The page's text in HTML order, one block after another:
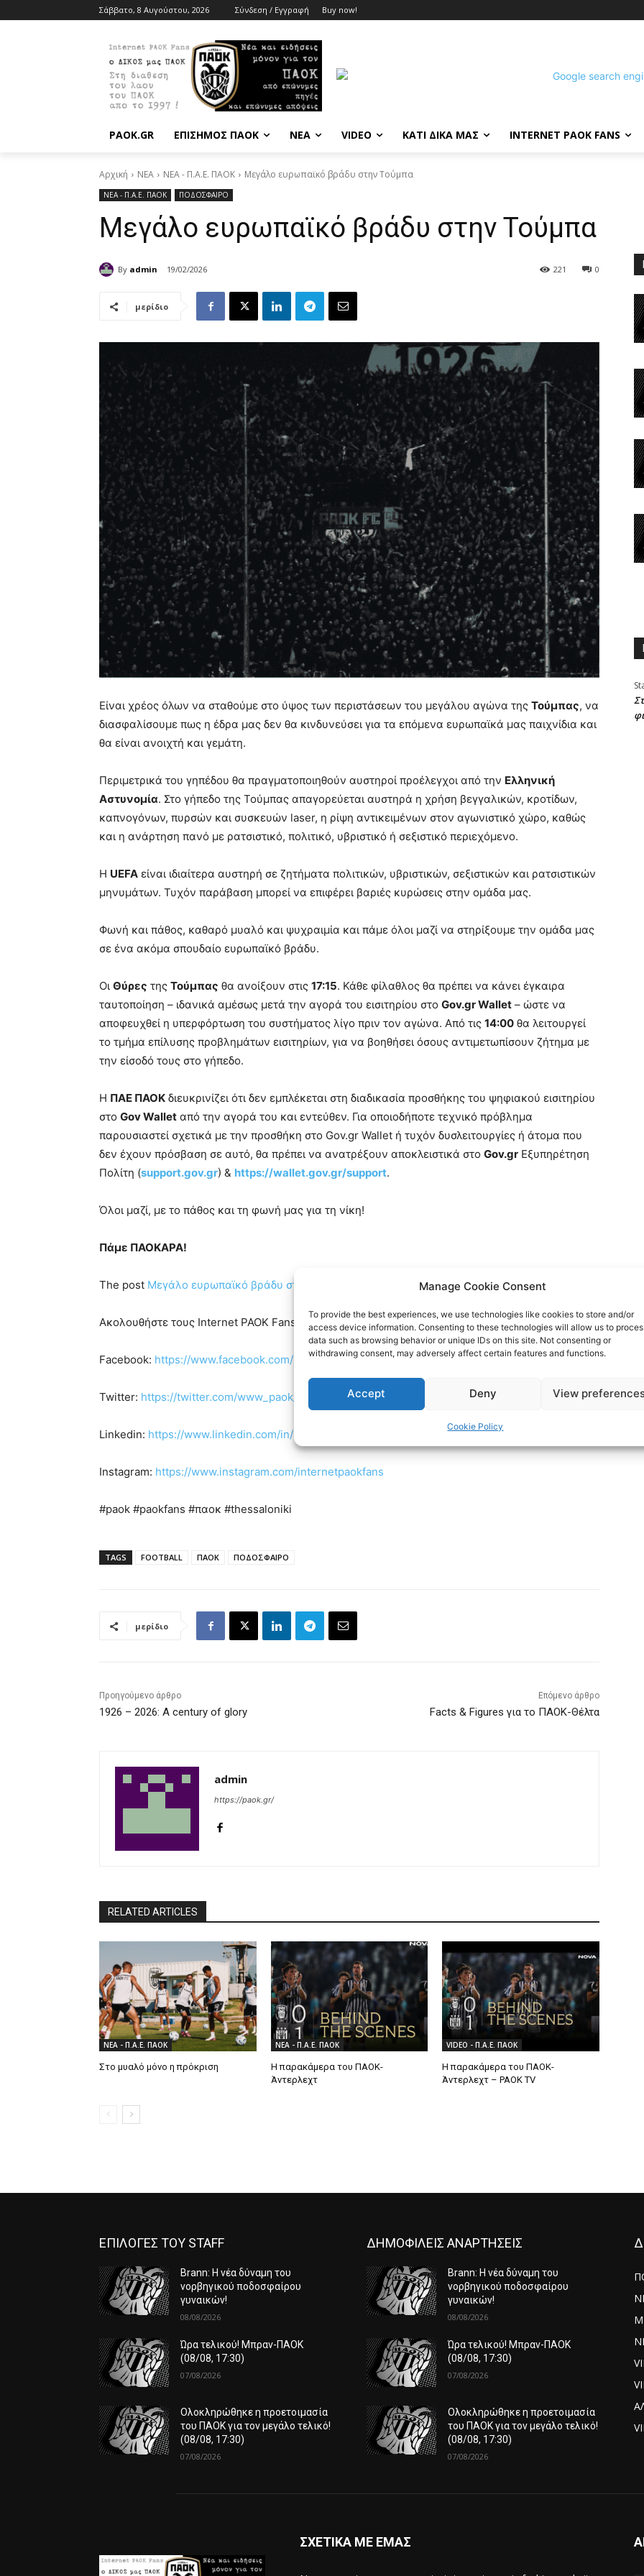
Manage Cookie Consent
To provide the best experiences, we use technologies like cookies to store and/or
access device information. Consenting to these technologies will allow us to
data such as browsing behavior or unique IDs on this site. Not consenting or
withdrawing consent, may adversely affect certain features and functions.
Accept Deny View
Cookie Policy
Σάββατο, 8 Αυγούστου, 2026 Σύνδεση / Εγγραφή Buy now!
PAOK.GR ΕΠΙΣΗΜΟΣ ΠΑΟΚ ΝΕΑ VIDEO ΚΑΤΙ ΔΙΚΑ ΜΑΣ INTERNET PAOK FANS
Αρχική ΝΕΑ ΝΕΑ - Π.Α.Ε. ΠΑΟΚ Μεγάλο ευρωπαϊκό βράδυ στην Τούμπα
ΝΕΑ - Π.Α.Ε. ΠΑΟΚ ΠΟΔΟΣΦΑΙΡΟ
Μεγάλο ευρωπαϊκό βράδυ στην Τούμπα
By admin 19/02/2026 0
221
μερίδιο
Είναι χρέος όλων να σταθούμε στο ύψος των περιστάσεων του μεγάλου αγώνα της Τούμπας, να
διασφαλίσουμε πως η έδρα μας δεν θα κινδυνεύσει για τα επόμενα ευρωπαϊκά μας παιχνίδια και
θα είναι ανοιχτή και γεμάτη.
Περιμετρικά του γηπέδου θα πραγματοποιηθούν αυστηροί προέλεγχοι από την Ελληνική
Αστυνομία. Στο γήπεδο της Τούμπας απαγορεύεται αυστηρά η χρήση βεγγαλικών, κροτίδων,
καπνογόνων, πυρσών και συσκευών laser, η ρίψη αντικειμένων στον αγωνιστικό χώρο, καθώς
και η ανάρτηση πανό με ρατσιστικό, πολιτικό, υβριστικό ή σεξιστικό περιεχόμενο.
Η UEFA είναι ιδιαίτερα αυστηρή σε ζητήματα πολιτικών, υβριστικών, σεξιστικών και ρατσιστικών
μηνυμάτων. Τυχόν παράβαση μπορεί να επιφέρει βαριές κυρώσεις στην ομάδα μας.
Φωνή και πάθος, καθαρό μυαλό και ψυχραιμία και πάμε όλοι μαζί να στηρίξουμε την ομάδα μας
σε ένα ακόμα σπουδαίο ευρωπαϊκό βράδυ.
Οι Θύρες της Τούμπας θα ανοίξουν στις 17:15. Κάθε φίλαθλος θα πρέπει να κάνει έγκαιρα
ταυτοποίηση – ιδανικά αμέσως μετά την αγορά του εισιτηρίου στο Gov.gr Wallet – ώστε να
αποφευχθεί η υπερφόρτωση του συστήματος λίγο πριν τον αγώνα. Από τις 14:00 θα λειτουργεί
το τμήμα επίλυσης προβλημάτων εισιτηρίων, για να βοηθήσει όσους αντιμετωπίσουν ζήτημα με
την είσοδό τους στο γήπεδο.
Η ΠΑΕ ΠΑΟΚ διευκρινίζει ότι δεν εμπλέκεται στη διαδικασία προσθήκης του ψηφιακού εισιτηρίου
στο Gov Wallet από την αγορά του και εντεύθεν. Για οποιοδήποτε τεχνικό πρόβλημα
παρουσιαστεί σχετικά με την προσθήκη στο Gov.gr Wallet ή τυχόν δυσλειτουργίες ή άτομα που
δεν έχουν πρόσβαση σε αυτό, θα πρέπει να ανατρέξουν αποκλειστικά στο Gov.gr Εξυπηρέτηση
Πολίτη (support.gov.gr) & https://wallet.gov.gr/support.
Όλοι μαζί, με το πάθος και τη φωνή μας για τη νίκη!
Πάμε ΠΑΟΚΑΡΑ!
The post Μεγάλο ευρωπαϊκό βράδυ στην Τούμπα appeared first onPAOKFC.
Ακολουθήστε τους Internet PAOK Fans στα social media:
Facebook: https://www.facebook.com/InternetPAOKFans
Twitter: https://twitter.com/www_paok_gr
Linkedin: https://www.linkedin.com/in/internet-paok-fans-601b24248
Instagram: https://www.instagram.com/internetpaokfans
#paok #paokfans #παοκ #thessaloniki
TAGS FOOTBALL ΠΑΟΚ ΠΟΔΟΣΦΑΙΡΟ
μερίδιο
Προηγούμενο άρθρο
1926 – 2026: A century of glory
Επόμενο άρθρο
Facts & Figures για το ΠΑΟΚ-Θέλτα
admin
https://paok.gr/
RELATED ARTICLES
ΝΕΑ - Π.Α.Ε. ΠΑΟΚ
Στο μυαλό μόνο η πρόκριση
ΝΕΑ - Π.Α.Ε. ΠΑΟΚ
Η παρακάμερα του ΠΑΟΚ-
Άντερλεχτ
VIDEO - Π.Α.Ε. ΠΑΟΚ
Η παρακάμερα του ΠΑΟK-
Άντερλεχτ – PAOK TV
ΕΠΙΛΟΓΕΣ ΤΟΥ STAFF
Brann: Η νέα δύναμη του
νορβηγικού ποδοσφαίρου
γυναικών!
08/08/2026
Ώρα τελικού! Μπραν-ΠΑΟΚ
(08/08, 17:30)
07/08/2026
Ολοκληρώθηκε η προετοιμασία
του ΠΑΟΚ για τον μεγάλο τελικό!
(08/08, 17:30)
07/08/2026
ΔΗΜΟΦΙΛΕΙΣ ΑΝΑΡΤΗΣΕΙΣ
Brann: Η νέα δύναμη του
νορβηγικού ποδοσφαίρου
γυναικών!
08/08/2026
Ώρα τελικού! Μπραν-ΠΑΟΚ
(08/08, 17:30)
07/08/2026
Ολοκληρώθηκε η προετοιμασία
του ΠΑΟΚ για τον μεγάλο τελικό!
(08/08, 17:30)
07/08/2026
ΣΧΕΤΙΚΑ ΜΕ ΕΜΑΣ